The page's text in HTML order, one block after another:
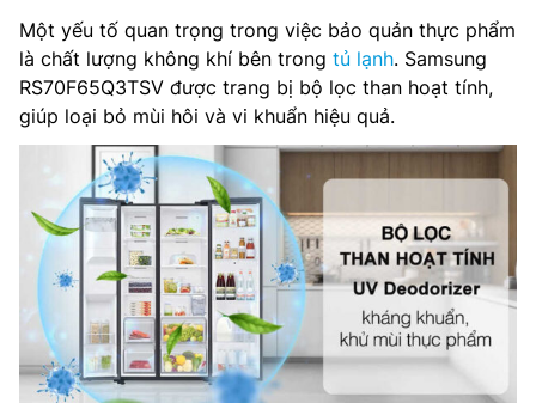
Một yếu tố quan trọng trong việc bảo quản thực phẩm
là chất lượng không khí bên trong tủ lạnh. Samsung
RS70F65Q3TSV được trang bị bộ lọc than hoạt tính,
giúp loại bỏ mùi hôi và vi khuẩn hiệu quả.